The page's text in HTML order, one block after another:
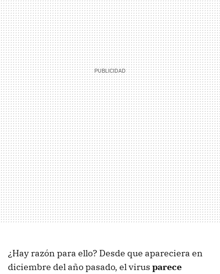
¿Hay razón para ello? Desde que apareciera en
diciembre del año pasado, el virus parece